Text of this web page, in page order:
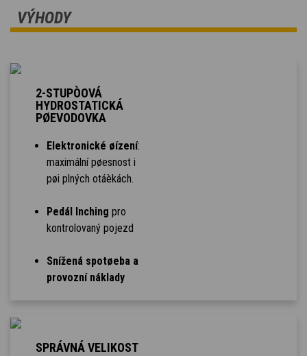
VÝHODY
2-STUPÒOVÁ
HYDROSTATICKÁ
PØEVODOVKA
Elektronické øízení:
maximální pøesnost i
pøi plných otáèkách.
Pedál Inching pro
kontrolovaný pojezd
Snížená spotøeba a
provozní náklady
SPRÁVNÁ VELIKOST